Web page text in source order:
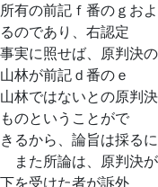
所有の前記ｆ番のｇお
るのであり、右認定
事実に照せば、原判決
山林が前記ｄ番のｅ
山林ではないとの原判
ものということがで
きるから、論旨は採るに
また所論は、原判決
下を受けた者が訴外